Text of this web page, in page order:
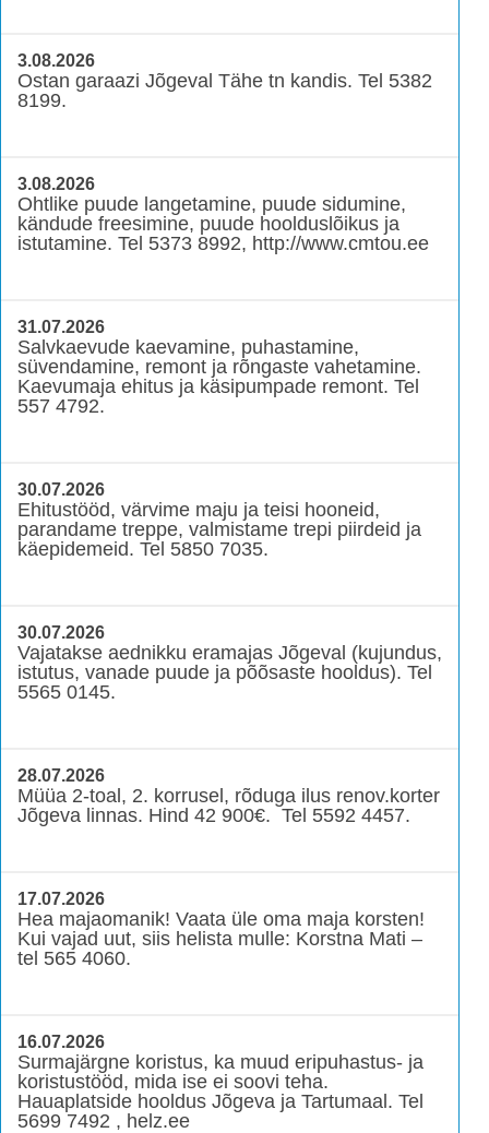
3.08.2026
Ostan garaazi Jõgeval Tähe tn kandis. Tel 5382
8199.
3.08.2026
Ohtlike puude langetamine, puude sidumine,
kändude freesimine, puude hoolduslõikus ja
istutamine. Tel 5373 8992, http://www.cmtou.ee
31.07.2026
Salvkaevude kaevamine, puhastamine,
süvendamine, remont ja rõngaste vahetamine.
Kaevumaja ehitus ja käsipumpade remont. Tel
557 4792.
30.07.2026
Ehitustööd, värvime maju ja teisi hooneid,
parandame treppe, valmistame trepi piirdeid ja
käepidemeid. Tel 5850 7035.
30.07.2026
Vajatakse aednikku eramajas Jõgeval (kujundus,
istutus, vanade puude ja põõsaste hooldus). Tel
5565 0145.
28.07.2026
Müüa 2-toal, 2. korrusel, rõduga ilus renov.korter
Jõgeva linnas. Hind 42 900€. Tel 5592 4457.
17.07.2026
Hea majaomanik! Vaata üle oma maja korsten!
Kui vajad uut, siis helista mulle: Korstna Mati –
tel 565 4060.
16.07.2026
Surmajärgne koristus, ka muud eripuhastus- ja
koristustööd, mida ise ei soovi teha.
Hauaplatside hooldus Jõgeva ja Tartumaal. Tel
5699 7492 , helz.ee